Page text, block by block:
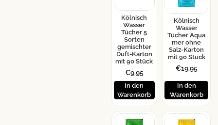
Kölnisch
Wasser
Tücher 5
Sorten
gemischter
Duft-Karton
mit 90 Stück
€9.95
In den
Warenkorb
Kölnisch
Wasser
Tücher Aqua
mer ohne
Salz-Karton
mit 90 Stück
€19.95
In den
Warenkorb